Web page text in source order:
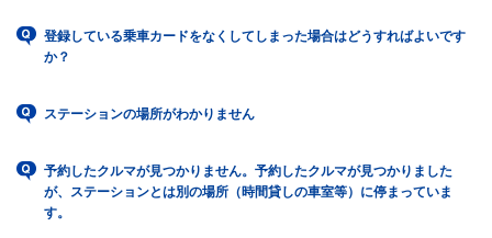
登録している乗車カードをなくしてしまった場合はどうすればよいです
か？
ステーションの場所がわかりません
予約したクルマが見つかりません。予約したクルマが見つかりました
が、ステーションとは別の場所（時間貸しの車室等）に停まっていま
す。